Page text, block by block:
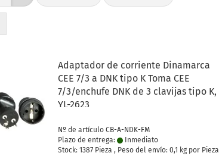
Adaptador de corriente Dinamarca
CEE 7/3 a DNK tipo K Toma CEE
7/3/enchufe DNK de 3 clavijas tipo K,
YL-2623
Nº de artículo CB-A-NDK-FM
Plazo de entrega:
Inmediato
Stock: 1387 Pieza , Peso del envío:0,1 kg por Pieza